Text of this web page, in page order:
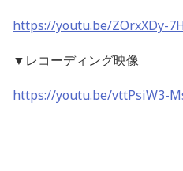
https://youtu.be/ZOrxXDy-
▼レコーディング映像
https://youtu.be/vttPsiW3-